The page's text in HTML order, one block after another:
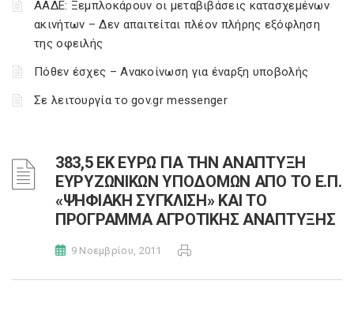
ΑΑΔΕ: Ξεμπλοκάρουν οι μεταβιβάσεις κατασχεμένων
ακινήτων – Δεν απαιτείται πλέον πλήρης εξόφληση
της οφειλής
Πόθεν έσχες – Ανακοίνωση για έναρξη υποβολής
Σε λειτουργία το gov.gr messenger
383,5 ΕΚ ΕΥΡΩ ΓΙΑ ΤΗΝ ΑΝΑΠΤΥΞΗ
ΕΥΡΥΖΩΝΙΚΩΝ ΥΠΟΔΟΜΩΝ ΑΠΟ ΤΟ Ε.Π.
«ΨΗΦΙΑΚΗ ΣΥΓΚΛΙΣΗ» ΚΑΙ ΤΟ
ΠΡΟΓΡΑΜΜΑ ΑΓΡΟΤΙΚΗΣ ΑΝΑΠΤΥΞΗΣ
9 Νοεμβρίου, 2011